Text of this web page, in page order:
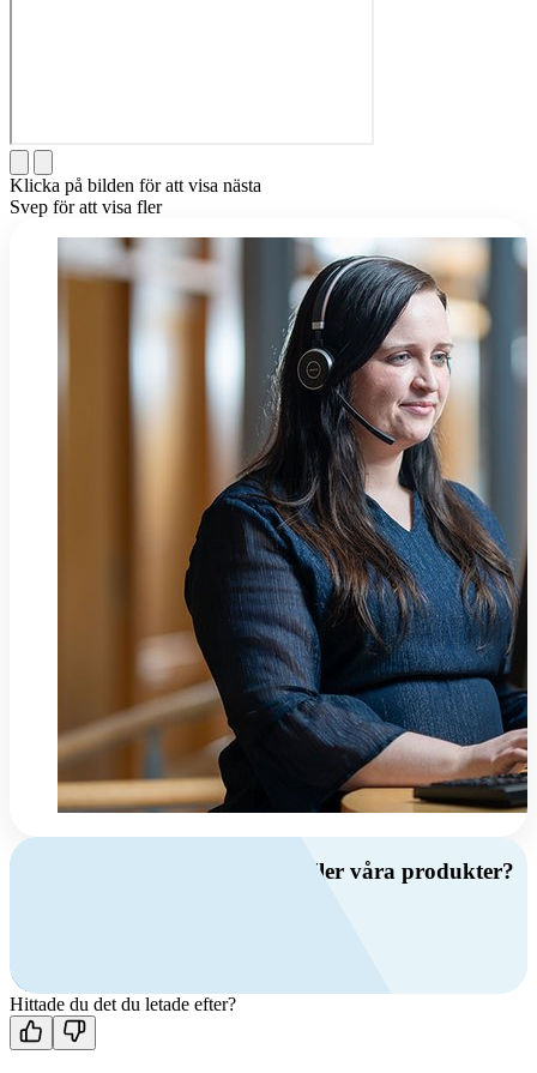
Klicka på bilden för att visa nästa
Svep för att visa fler
Har du frågor om ventilation eller våra produkter?
Kontakta oss
Hittade du det du letade efter?